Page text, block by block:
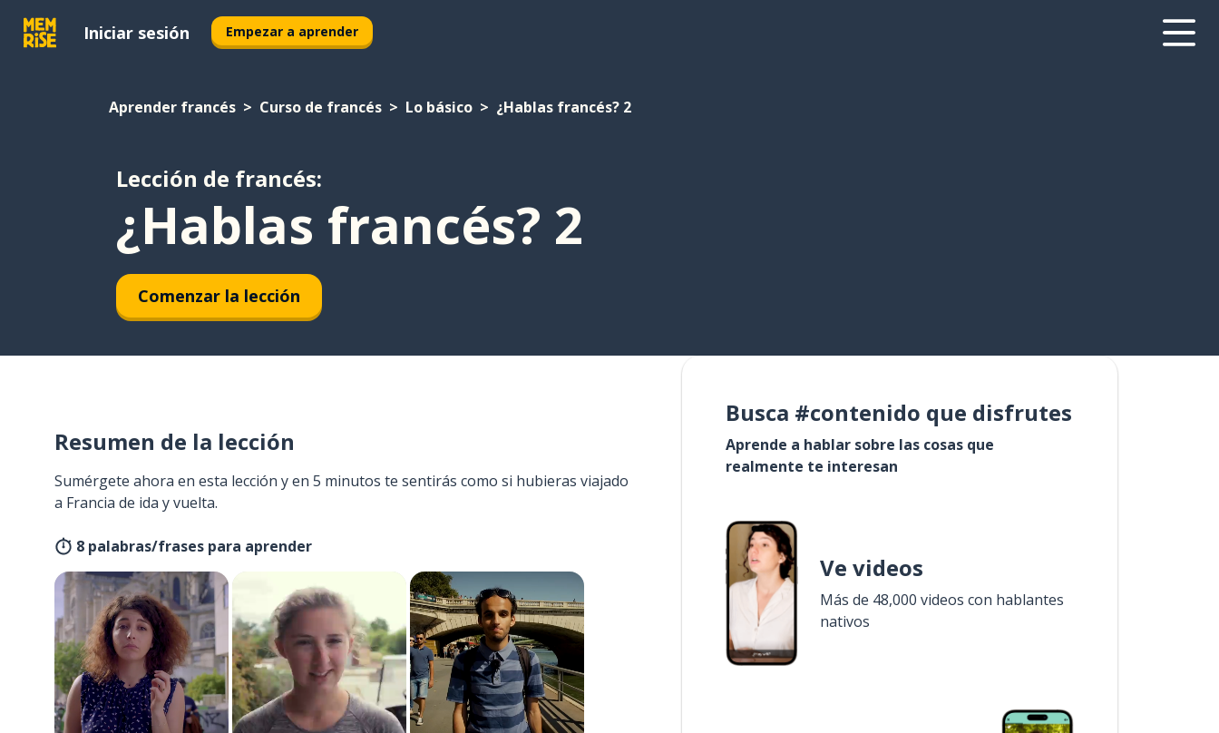
Iniciar sesión Empezar a aprender
Aprender francés Curso de francés Lo básico ¿Hablas francés? 2
Lección de francés:
¿Hablas francés? 2
Comenzar la lección
Resumen de la lección
Sumérgete ahora en esta lección y en 5 minutos te sentirás como si hubieras viajado
a Francia de ida y vuelta.
8 palabras/frases para aprender
Busca #contenido que disfrutes
Aprende a hablar sobre las cosas que
realmente te interesan
Ve videos
Más de 48,000 videos con hablantes
nativos